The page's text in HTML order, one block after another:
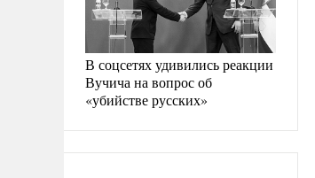
В соцсетях удивились реакции
Вучича на вопрос об
«убийстве русских»